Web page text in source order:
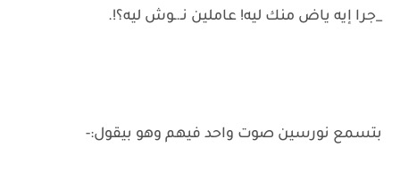
_جرا إيه ياض منك ليه! عاملين نـ.ـوش ليه؟!.
بتسمع نورسين صوت واحد فيهم وهو بيقول:-